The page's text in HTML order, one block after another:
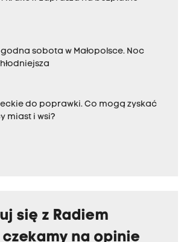
sobota w Małopolsce. Noc
do poprawki. Co mogą zyskać
miast i wsi?
się z Radiem
czekamy na opinie